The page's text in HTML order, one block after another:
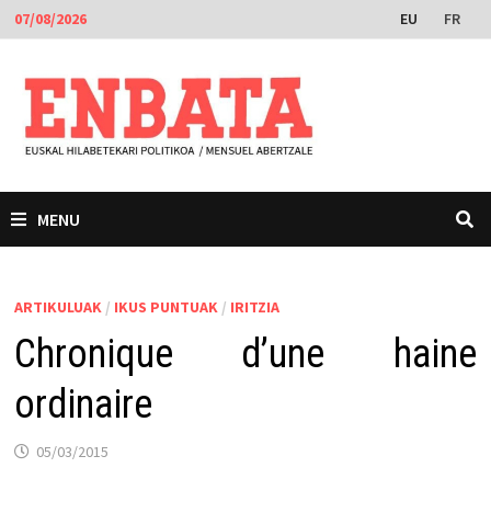
Skip
to
content
07/08/2026 EU FR
MENU
ARTIKULUAK / IKUS PUNTUAK / IRITZIA
Chronique d’une haine
ordinaire
05/03/2015